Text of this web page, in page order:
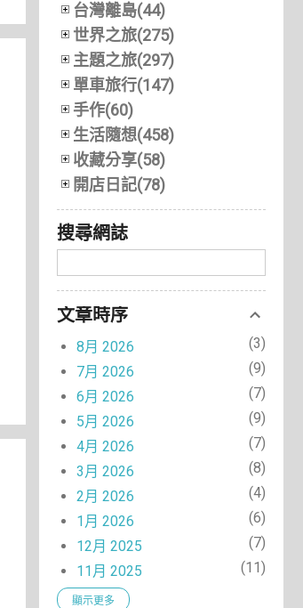
台灣離島(44)
世界之旅(275)
主題之旅(297)
單車旅行(147)
手作(60)
生活隨想(458)
收藏分享(58)
開店日記(78)
搜尋網誌
文章時序
8月 2026
3
7月 2026
9
6月 2026
7
5月 2026
9
4月 2026
7
3月 2026
8
2月 2026
4
1月 2026
6
12月 2025
7
11月 2025
11
10月 2025
顯示更多